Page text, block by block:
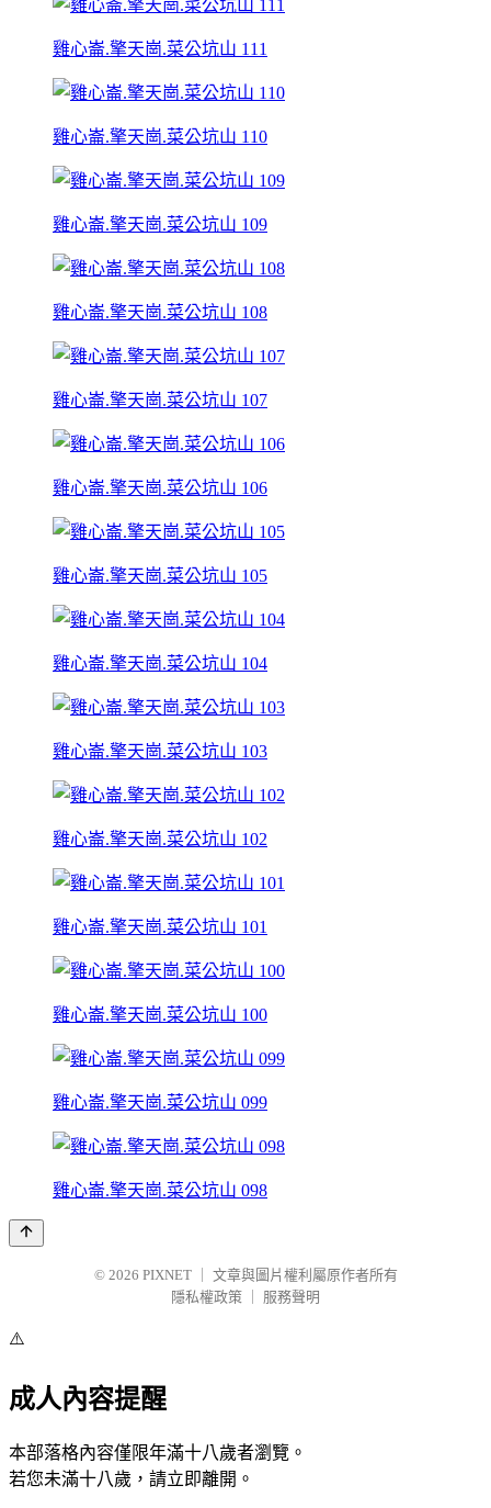
雞心崙.擎天崗.菜公坑山 111
雞心崙.擎天崗.菜公坑山 110
雞心崙.擎天崗.菜公坑山 109
雞心崙.擎天崗.菜公坑山 108
雞心崙.擎天崗.菜公坑山 107
雞心崙.擎天崗.菜公坑山 106
雞心崙.擎天崗.菜公坑山 105
雞心崙.擎天崗.菜公坑山 104
雞心崙.擎天崗.菜公坑山 103
雞心崙.擎天崗.菜公坑山 102
雞心崙.擎天崗.菜公坑山 101
雞心崙.擎天崗.菜公坑山 100
雞心崙.擎天崗.菜公坑山 099
雞心崙.擎天崗.菜公坑山 098
© 2026 PIXNET
文章與圖片權利屬原作者所有
隱私權政策
服務聲明
⚠️
成人內容提醒
本部落格內容僅限年滿十八歲者瀏覽。
若您未滿十八歲，請立即離開。